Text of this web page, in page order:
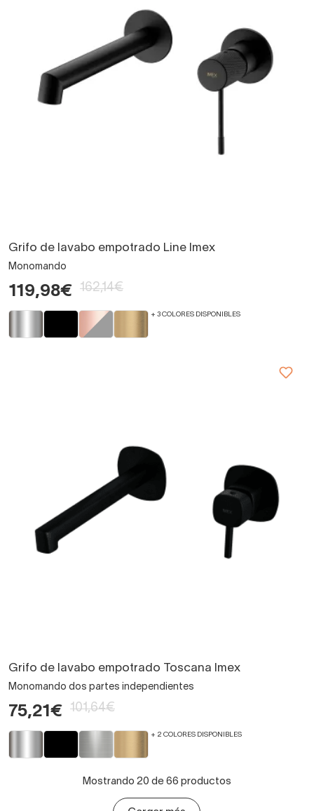
Grifo de lavabo empotrado Line Imex
Monomando
119,98€ 162,14€
+ 3 COLORES DISPONIBLES
Grifo de lavabo empotrado Toscana Imex
Monomando dos partes independientes
75,21€ 101,64€
+ 2 COLORES DISPONIBLES
Mostrando 20 de 66 productos